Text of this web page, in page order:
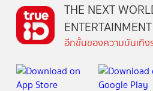
THE NEXT
ENTERTAINMENT
อีกขั้นของความบันเทิง